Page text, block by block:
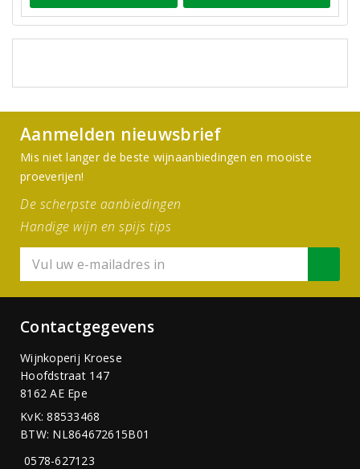
Aanmelden nieuwsbrief
Mis niet langer de beste wijnaanbiedingen en mooiste
proeverijen!
De scherpste aanbiedingen
Handige wijn en spijs tips
Contactgegevens
Wijnkoperij Kroese
Hoofdstraat 147
8162 AE Epe
KvK: 88533468
BTW: NL864672615B01
0578-627123